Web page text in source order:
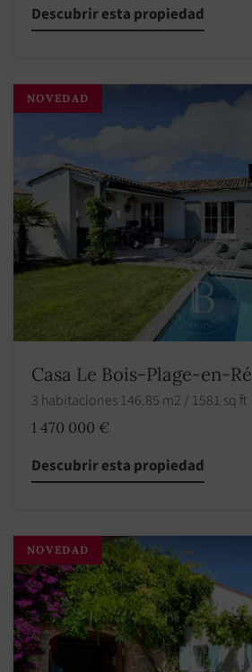
Descubrir esta propiedad
NOVEDAD
Casa Le Bois-Plage-en-Ré
3 habitaciones 146.85 m2 / 1581 sq ft
1 470 000 €
Descubrir esta propiedad
NOVEDAD